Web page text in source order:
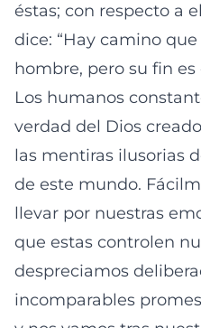
éstas; con respecto a
dice: “Hay camino
hombre, pero su fin
Los humanos
verdad del Dios
las mentiras ilusorias
de este mundo.
llevar por nuestras
que estas controlen
despreciamos
incomparables